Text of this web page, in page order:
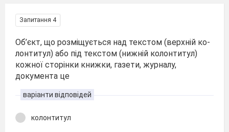
Запитання 4
Об’єкт, що розміщується над текстом (верхній ко­
лонтитул) або під текстом (нижній колонтитул)
кожної сторінки книжки, газети, журналу,
документа це
варіанти відповідей
колонтитул